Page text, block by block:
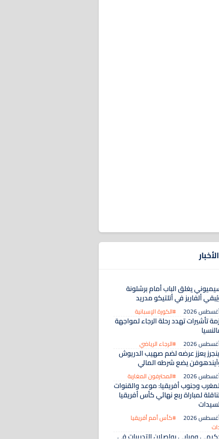
يغلق الباب أمام برشلونة
ألفاريز في أتلتيكو مدريد
#الكورة الإسبانية
تأشيرات تهدد رحلة الرجاء لمواجهة
#الرجاء الرياضي
يعزز عرضه لضم صهيب الدريوش
يضع شرطه المالي
#المحترفون المغاربة
وجنوب أفريقيا: موعد والقنوات
لمباراة ربع نهائي كأس أفريقيا
#كأس أمم أفريقيا